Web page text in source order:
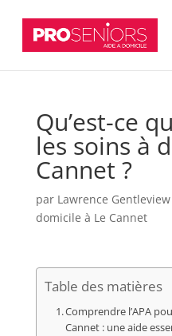
Qu’est-ce
les soins à
Cannet ?
par Lawrence Gentleview
domicile à Le Cannet
Table des matières
Comprendre l’APA
Cannet : une aide